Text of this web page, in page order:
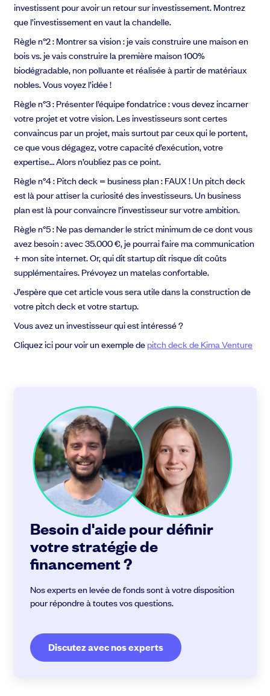
investissent pour avoir un retour sur investissement. Montrez
que l’investissement en vaut la chandelle.
Règle n°2: Montrer sa vision : je vais construire une maison en
bois vs. je vais construire la première maison 100%
biodégradable, non polluante et réalisée à partir de matériaux
nobles. Vous voyez l’idée !
Règle n°3: Présenter l’équipe fondatrice : vous devez incarner
votre projet et votre vision. Les investisseurs sont certes
convaincus par un projet, mais surtout par ceux qui le portent,
ce que vous dégagez, votre capacité d’exécution, votre
expertise… Alors n’oubliez pas ce point.
Règle n°4: Pitch deck = business plan : FAUX ! Un pitch deck
est là pour attiser la curiosité des investisseurs. Un business
plan est là pour convaincre l’investisseur sur votre ambition.
Règle n°5: Ne pas demander le strict minimum de ce dont vous
avez besoin : avec 35.000 €, je pourrai faire ma communication
+ mon site internet. Or, qui dit startup dit risque dit coûts
supplémentaires. Prévoyez un matelas confortable.
J’espère que cet article vous sera utile dans la construction de
votre pitch deck et votre startup.
Vous avez un investisseur qui est intéressé ?
Cliquez ici pour voir un exemple depitch deck de Kima Venture
Besoin d'aide pour définir
votre stratégie de
financement ?
Nos experts en levée de fonds sont à votre disposition
pour répondre à toutes vos questions.
Discutez avec nos experts